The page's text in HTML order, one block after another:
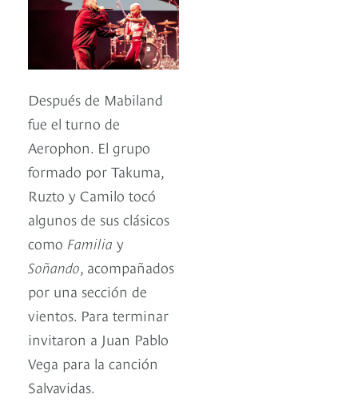
Después de Mabiland
fue el turno de
Aerophon. El grupo
formado por Takuma,
Ruzto y Camilo tocó
algunos de sus clásicos
como Familia y
Soñando , acompañados
por una sección de
vientos. Para terminar
invitaron a Juan Pablo
Vega para la canción
Salvavidas.